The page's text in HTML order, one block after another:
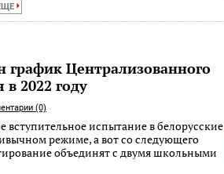
график Централизованного
в 2022 году
(0)
вступительное испытание в белорусские
режиме, а вот со следующего
объединят с двумя школьными